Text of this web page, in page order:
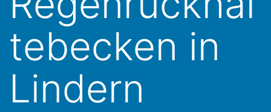
tebecken in
Lindern